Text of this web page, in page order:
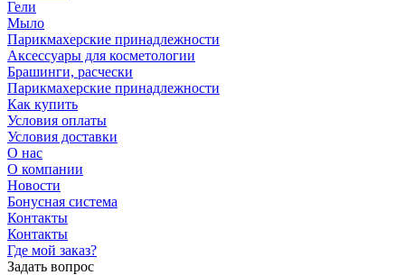
Гели
Мыло
Парикмахерские принадлежности
Аксессуары для косметологии
Брашинги, расчески
Парикмахерские принадлежности
Как купить
Условия оплаты
Условия доставки
О нас
О компании
Новости
Бонусная система
Контакты
Контакты
Где мой заказ?
Задать вопрос